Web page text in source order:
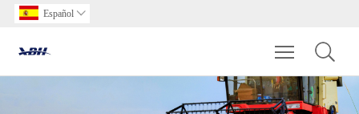
Español 
Toggle